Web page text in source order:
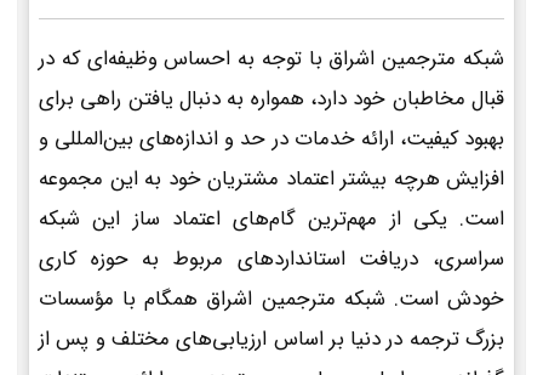
شبکه مترجمین اشراق با توجه به احساس وظیفه‌ای که در
قبال مخاطبان خود دارد، همواره به دنبال یافتن راهی برای
بهبود کیفیت، ارائه خدمات در حد و اندازه‌های بین‌المللی و
افزایش هرچه بیشتر اعتماد مشتریان خود به این مجموعه
است. یکی از مهم‌ترین گام‌های اعتماد ساز این شبکه
سراسری، دریافت استانداردهای مربوط به حوزه کاری
خودش است. شبکه مترجمین اشراق همگام با مؤسسات
بزرگ ترجمه در دنیا بر اساس ارزیابی‌های مختلف و پس از